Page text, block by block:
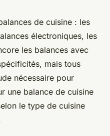
de cuisine : les
électroniques, les
les balances avec
mais tous
nécessaire pour
une balance de cuisine
le type de cuisine